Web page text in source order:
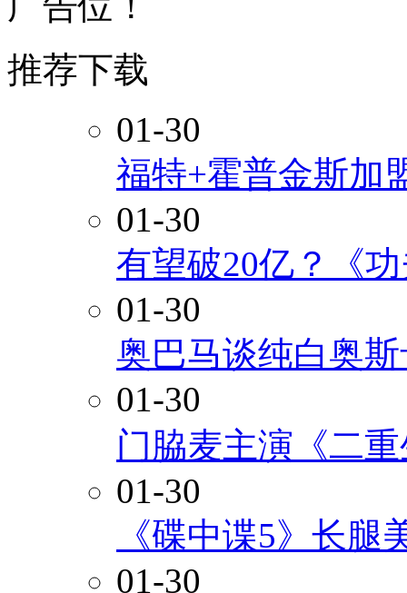
推荐下载
01-30
福特+霍普金斯加
01-30
有望破20亿？《
01-30
奥巴马谈纯白奥
01-30
门脇麦主演《二
01-30
《碟中谍5》长腿
01-30